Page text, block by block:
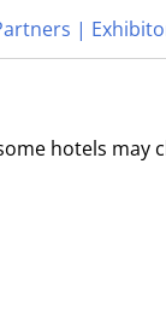
|
hotels may